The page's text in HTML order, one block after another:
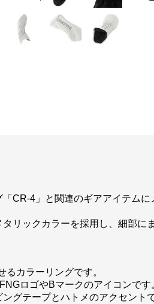
CR-4」と関連のギアアイテム
リックカラーを採用し、細部に
るカラーリングです。
ロゴやBマークのアイコンです
グテープとハトメのアクセントで